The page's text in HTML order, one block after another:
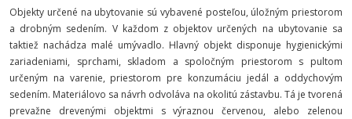
Objekty určené na ubytovanie sú vybavené posteľou, úložným priestorom
a drobným sedením. V každom z objektov určených na ubytovanie sa
taktiež nachádza malé umývadlo. Hlavný objekt disponuje hygienickými
zariadeniami, sprchami, skladom a spoločným priestorom s pultom
určeným na varenie, priestorom pre konzumáciu jedál a oddychovým
sedením. Materiálovo sa návrh odvoláva na okolitú zástavbu. Tá je tvorená
prevažne drevenými objektmi s výraznou červenou, alebo zelenou